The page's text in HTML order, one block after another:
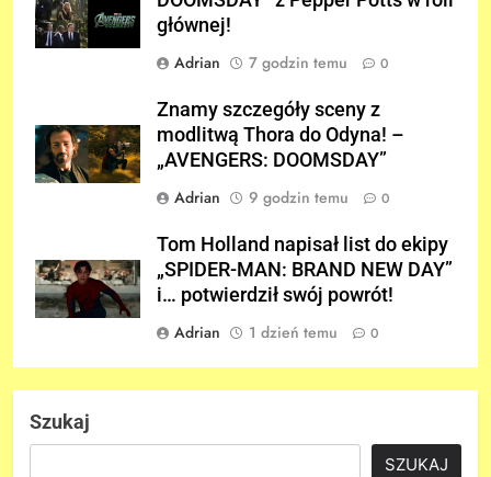
głównej!
Adrian
7 godzin temu 0
Znamy szczegóły sceny z
modlitwą Thora do Odyna! –
„AVENGERS: DOOMSDAY”
Adrian
9 godzin temu 0
Tom Holland napisał list do ekipy
„SPIDER-MAN: BRAND NEW DAY”
i… potwierdził swój powrót!
Adrian
1 dzień temu 0
Szukaj
SZUKAJ